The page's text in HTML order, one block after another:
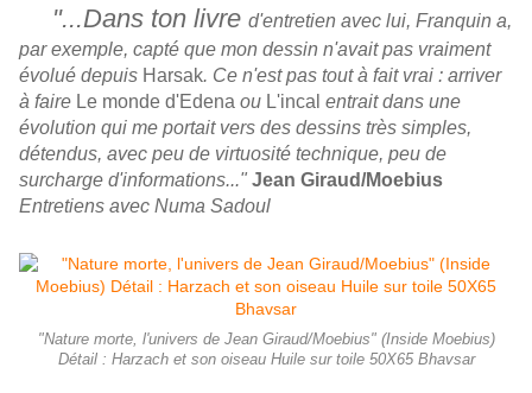
"...Dans ton livre d'entretien avec lui, Franquin a,
par exemple, capté que mon dessin n'avait pas vraiment
évolué depuis Harsak. Ce n'est pas tout à fait vrai : arriver
à faire Le monde d'Edena ou L'incal entrait dans une
évolution qui me portait vers des dessins très simples,
détendus, avec peu de virtuosité technique, peu de
surcharge d'informations..." Jean Giraud/Moebius
Entretiens avec Numa Sadoul
"Nature morte, l'univers de Jean Giraud/Moebius" (Inside Moebius)
Détail : Harzach et son oiseau Huile sur toile 50X65 Bhavsar